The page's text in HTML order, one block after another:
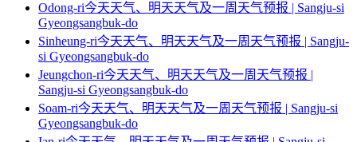
Odong-ri今天天气、明天天气及一周天气预报 | Sangju-si
Gyeongsangbuk-do
Sinheung-ri今天天气、明天天气及一周天气预报 | Sangju-
si Gyeongsangbuk-do
Jeungchon-ri今天天气、明天天气及一周天气预报 |
Sangju-si Gyeongsangbuk-do
Soam-ri今天天气、明天天气及一周天气预报 | Sangju-si
Gyeongsangbuk-do